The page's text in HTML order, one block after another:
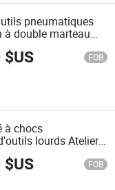
pneumatiques
à double marteau
$US FOB
à chocs
lourds Atelier
$US FOB